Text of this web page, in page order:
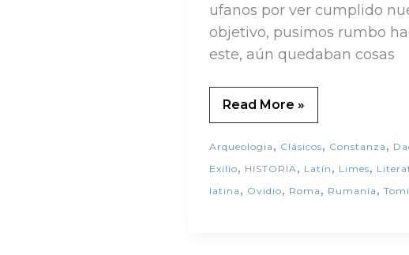
ufanos por ver cumplido
objetivo, pusimos rumbo
este, aún quedaban cosas
Read More »
Arqueologia , Clásicos, Constanza ,
Exilio, HISTORIA , Latín , Limes,
latina , Ovidio, Roma , Rumanía ,